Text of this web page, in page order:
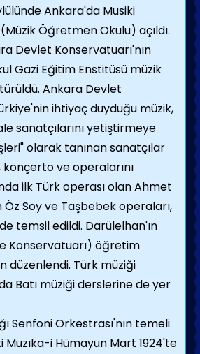
Ankara'da Musiki
Öğretmen Okulu) açıldı.
Devlet Konservatuarı'nın
Gazi Eğitim Enstitüsü müzik
Ankara Devlet
ihtiyaç duyduğu müzik,
sanatçılarını yetiştirmeye
olarak tanınan sanatçılar
ve operalarını
ilk Türk operası olan Ahmet
Öz Soy ve Taşbebek operaları,
temsil edildi. Darülelhan'ın
Konservatuarı) öğretim
düzenlendi. Türk müziği
Batı müziği derslerine de yer
Senfoni Orkestrası'nın temeli
i Hümayun Mart 1924'te